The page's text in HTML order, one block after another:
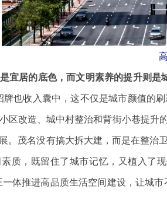
宜居的底色，而文明素养的提升则是
牌也收入囊中，这不仅是城市颜值的
区改造、城中村整治和背街小巷提升
。茂名没有搞大拆大建，而是在整治
质，既留住了城市记忆，又植入了
一体推进高品质生活空间建设，让城